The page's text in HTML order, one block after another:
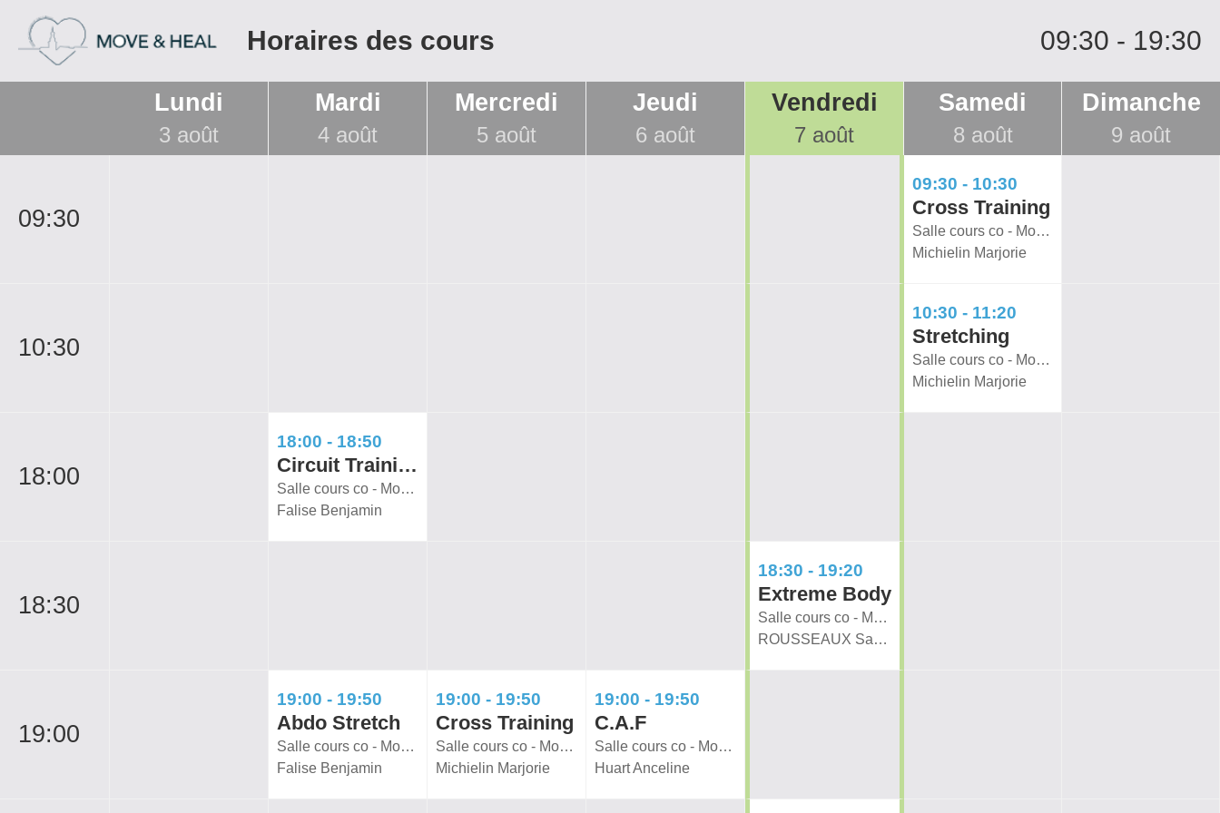
Horaires des cours 09:30 - 19:30
Lundi
3 août
Mardi
4 août
Mercredi
5 août
Jeudi
6 août
Vendredi
7 août
Samedi
8 août
Dimanche
9 août
09:30
09:30 - 10:30
Cross Training
Salle cours co - Move & Heal
Michielin Marjorie
10:30
10:30 - 11:20
Stretching
Salle cours co - Move & Heal
Michielin Marjorie
18:00
18:00 - 18:50
Circuit Training
Salle cours co - Move & Heal
Falise Benjamin
18:30
18:30 - 19:20
Extreme Body
Salle cours co - Move & Heal
ROUSSEAUX Sarah
19:00
19:00 - 19:50
Abdo Stretch
Salle cours co - Move & Heal
Falise Benjamin
19:00 - 19:50
Cross Training
Salle cours co - Move & Heal
Michielin Marjorie
19:00 - 19:50
C.A.F
Salle cours co - Move & Heal
Huart Anceline